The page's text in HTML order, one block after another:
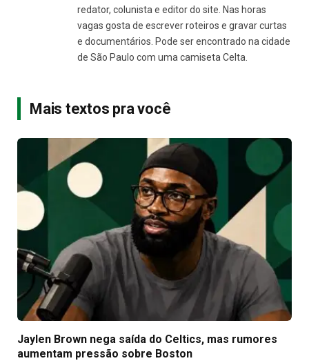
redator, colunista e editor do site. Nas horas
vagas gosta de escrever roteiros e gravar curtas
e documentários. Pode ser encontrado na cidade
de São Paulo com uma camiseta Celta.
Mais textos pra você
Jaylen Brown nega saída do Celtics, mas rumores
aumentam pressão sobre Boston